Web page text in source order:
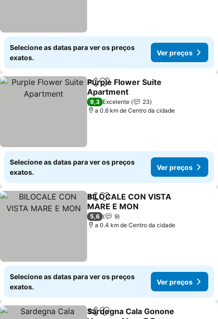
Selecione as datas para ver os preços
exatos.
Ver preços
PartilharAdicionar aos favoritos
Purple Flower Suite
Apartment
9,3 Excelente
23
a 0.6 km de Centro da cidade
Selecione as datas para ver os preços
exatos.
Ver preços
PartilharAdicionar aos favoritos
BILOCALE CON VISTA
MARE E MON
5,6
9
a 0.4 km de Centro da cidade
Selecione as datas para ver os preços
exatos.
Ver preços
PartilharAdicionar aos favoritos
Sardegna Cala Gonone